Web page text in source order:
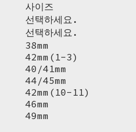
사이즈
선택하세요.
선택하세요.
38mm
42mm(1-3)
40/41mm
44/45mm
42mm(10-11)
46mm
49mm